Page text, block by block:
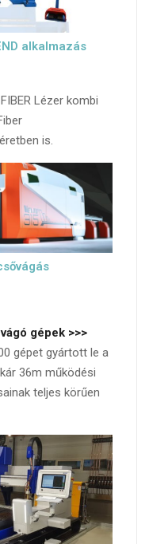
alkalmazás
Lézer kombi
is.
gépek >>>
gépet gyártott le a
36m működési
teljes körűen